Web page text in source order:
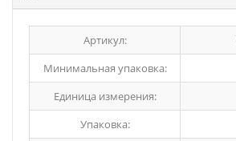
Артикул:
Минимальная упаковка:
Единица измерения:
Упаковка: